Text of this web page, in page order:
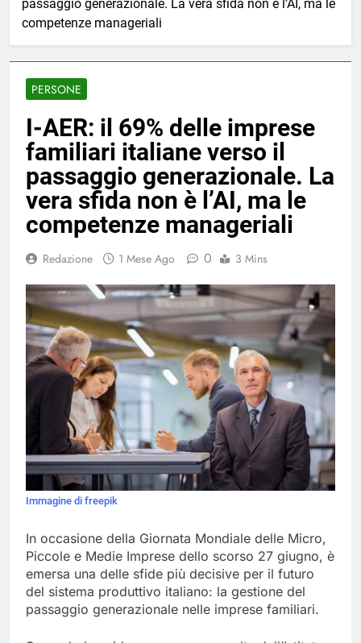
passaggio generazionale. La vera sfida non è l’AI, ma le
competenze manageriali
PERSONE
I-AER: il 69% delle imprese
familiari italiane verso il
passaggio generazionale. La
vera sfida non è l’AI, ma le
competenze manageriali
Redazione 1 Mese Ago 0 3 Mins
Immagine di freepik
In occasione della Giornata Mondiale delle Micro,
Piccole e Medie Imprese dello scorso 27 giugno, è
emersa una delle sfide più decisive per il futuro
del sistema produttivo italiano: la gestione del
passaggio generazionale nelle imprese familiari.